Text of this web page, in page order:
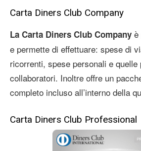
Carta Diners Club Company
La Carta Diners Club Company è
e permette di effettuare: spese di
ricorrenti, spese personali e
collaboratori. Inoltre offre un
completo incluso all’interno della
Carta Diners Club Professional